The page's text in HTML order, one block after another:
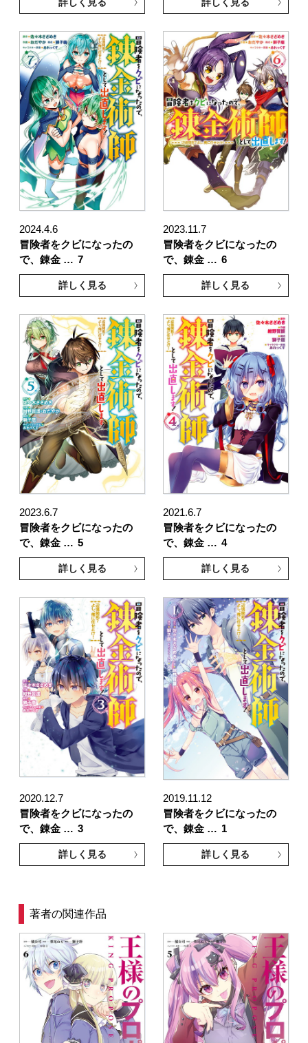
2024.4.6
冒険者をクビになったの
で、錬金 … 7
詳しく見る
2023.11.7
冒険者をクビになったの
で、錬金 … 6
詳しく見る
2023.6.7
冒険者をクビになったの
で、錬金 … 5
詳しく見る
2021.6.7
冒険者をクビになったの
で、錬金 … 4
詳しく見る
2020.12.7
冒険者をクビになったの
で、錬金 … 3
詳しく見る
2019.11.12
冒険者をクビになったの
で、錬金 … 1
詳しく見る
著者の関連作品